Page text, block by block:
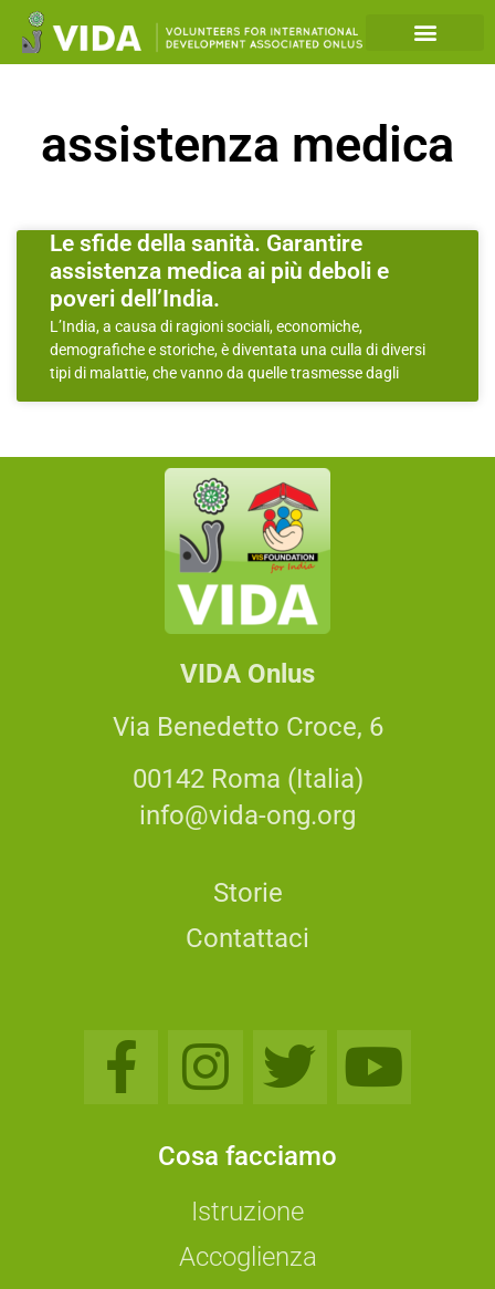
assistenza medica
Le sfide della sanità. Garantire
assistenza medica ai più deboli e
poveri dell’India.
L’India, a causa di ragioni sociali, economiche,
demografiche e storiche, è diventata una culla di diversi
tipi di malattie, che vanno da quelle trasmesse dagli
VIDA Onlus
Via Benedetto Croce, 6
00142 Roma (Italia)
info@vida-ong.org
Storie
Contattaci
Cosa facciamo
Istruzione
Accoglienza